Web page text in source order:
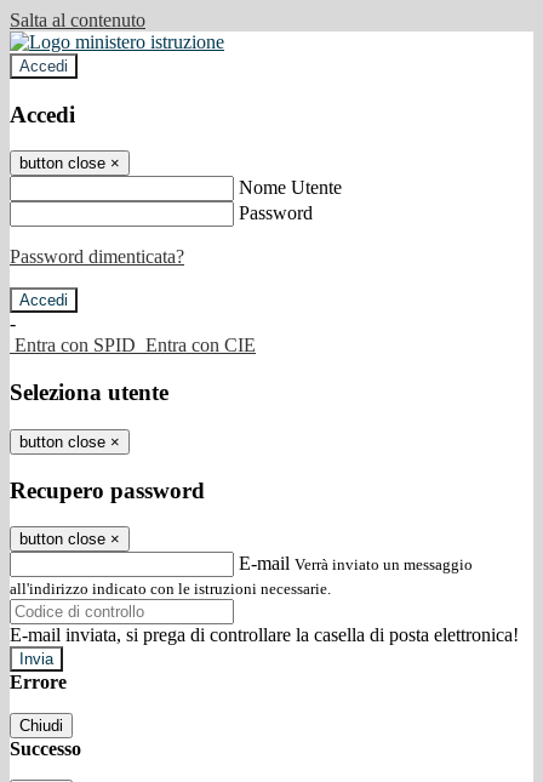
Salta al contenuto
Accedi
Accedi
button close ×
Nome Utente
Password
Password dimenticata?
-
Entra con SPID Entra con CIE
Seleziona utente
button close ×
Recupero password
button close ×
E-mail Verrà inviato un messaggio
all'indirizzo indicato con le istruzioni necessarie.
E-mail inviata, si prega di controllare la casella di posta elettronica!
Errore
Chiudi
Successo